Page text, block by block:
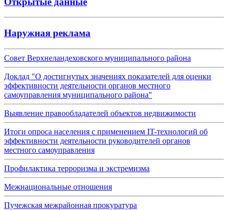
Наружная реклама
Совет Верхнеландеховского муниципального района
Доклад "О достигнутых значениях показателей для оценки
эффективности деятельности органов местного
самоуправления муниципального района"
Выявление правообладателей объектов недвижимости
Итоги опроса населения с применением IT-технологий об
эффективности деятельности руководителей органов
местного самоуправления
Профилактика терроризма и экстремизма
Межнациональные отношения
Пучежская межрайонная прокуратура